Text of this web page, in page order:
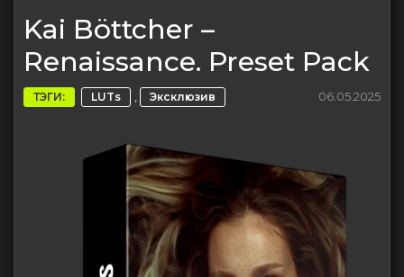
Kai Böttcher –
Renaissance. Preset Pack
ТЭГИ: LUTs , Эксклюзив 06.05.2025